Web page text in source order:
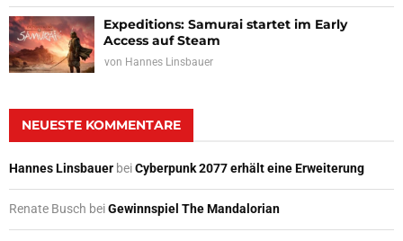
Expeditions: Samurai startet im Early
Access auf Steam
von Hannes Linsbauer
NEUESTE KOMMENTARE
Hannes Linsbauer beiCyberpunk 2077 erhält eine Erweiterung
Renate Busch beiGewinnspiel The Mandalorian